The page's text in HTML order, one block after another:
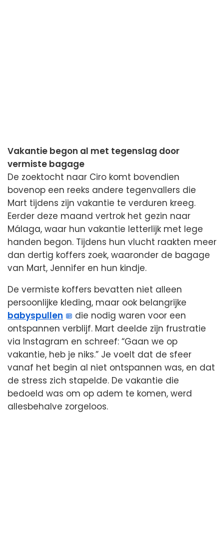
Vakantie begon al met tegenslag door
vermiste bagage
De zoektocht naar Ciro komt bovendien
bovenop een reeks andere tegenvallers die
Mart tijdens zijn vakantie te verduren kreeg.
Eerder deze maand vertrok het gezin naar
Málaga, waar hun vakantie letterlijk met lege
handen begon. Tijdens hun vlucht raakten meer
dan dertig koffers zoek, waaronder de bagage
van Mart, Jennifer en hun kindje.
De vermiste koffers bevatten niet alleen
persoonlijke kleding, maar ook belangrijke
babyspullen
die nodig waren voor een
ontspannen verblijf. Mart deelde zijn frustratie
via Instagram en schreef: “Gaan we op
vakantie, heb je niks.” Je voelt dat de sfeer
vanaf het begin al niet ontspannen was, en dat
de stress zich stapelde. De vakantie die
bedoeld was om op adem te komen, werd
allesbehalve zorgeloos.